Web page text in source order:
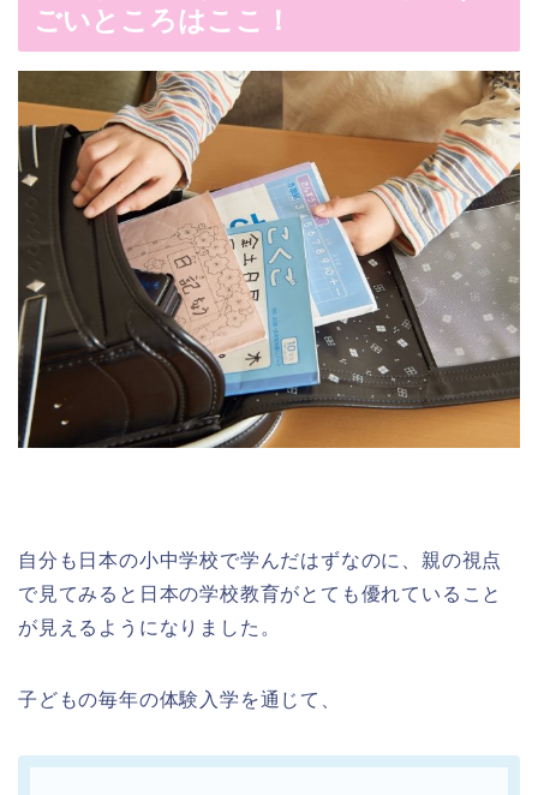
ごいところはここ！
自分も日本の小中学校で学んだはずなのに、親の視点
で見てみると日本の学校教育がとても優れていること
が見えるようになりました。
子どもの毎年の体験入学を通じて、